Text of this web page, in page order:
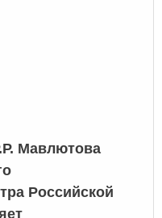
Мавлютова
Российской